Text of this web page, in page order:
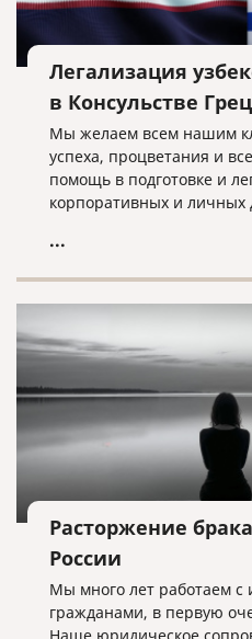
Легализация
в Консульстве
Мы желаем всем нашим
успеха, процветания и
помощь в подготовке и
корпоративных и личных
...
Расторжение
России
Мы много лет работаем с
гражданами, в первую